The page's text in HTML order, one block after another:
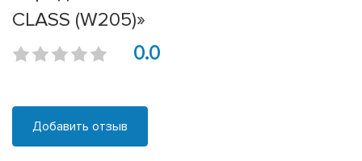
CLASS (W205)»
0.0
Добавить отзыв